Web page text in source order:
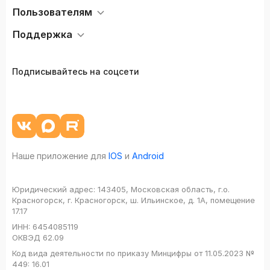
Пользователям
Поддержка
Подписывайтесь на соцсети
Наше приложение для IOS и Android
Юридический адрес: 143405, Московская область, г.о.
Красногорск, г. Красногорск, ш. Ильинское, д. 1А, помещение
17.17
ИНН: 6454085119
ОКВЭД 62.09
Код вида деятельности по приказу Минцифры от 11.05.2023 №
449: 16.01